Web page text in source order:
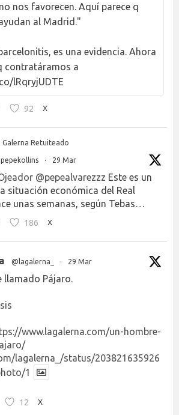
nos favorecen. Aquí parece q
al Madrid."
es una evidencia. Ahora
contratáramos a
lRqryjUDTE
92 X
Galerna Retuiteado
· 29 Mar
@pepealvarezzz Este es un
situación económica del Real
unas semanas, según Tebas…
186 X
@lagalerna_ · 29 Mar
llamado Pájaro.
www.lagalerna.com/un-hombre-
lagalerna_/status/203821635926
1
12 X